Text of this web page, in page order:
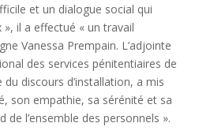
et un dialogue social qui
il a effectué « un travail
Vanessa Prempain. L’adjointe
des services pénitentiaires de
discours d’installation, a mis
son empathie, sa sérénité et sa
de l’ensemble des personnels ».